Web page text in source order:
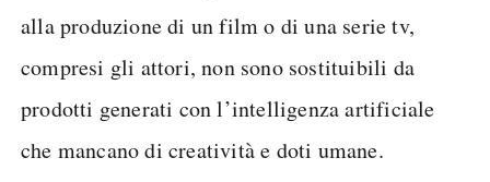
alla produzione di un film o di una serie tv,
compresi gli attori, non sono sostituibili da
prodotti generati con l’intelligenza artificiale
che mancano di creatività e doti umane.